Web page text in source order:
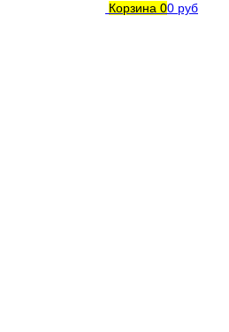
Корзина 00 руб